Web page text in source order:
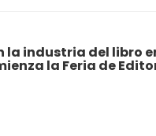
la industria del libro
la Feria de